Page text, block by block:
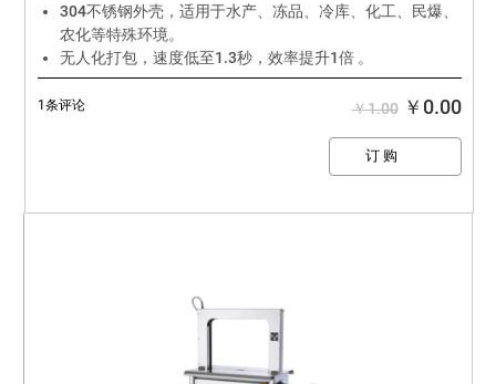
304不锈钢外壳，适用于水产、冻品、冷库、化工、民爆、
农化等特殊环境。
无人化打包，速度低至1.3秒，效率提升1倍 。
打包带使用范围更轻，更窄，节省包材成本40%以上。
￥1.00￥0.00
1条评论